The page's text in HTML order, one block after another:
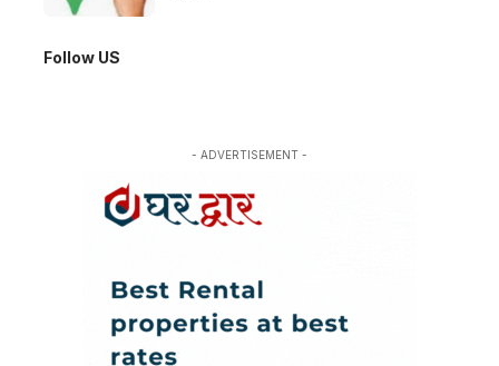
Follow US
- ADVERTISEMENT -